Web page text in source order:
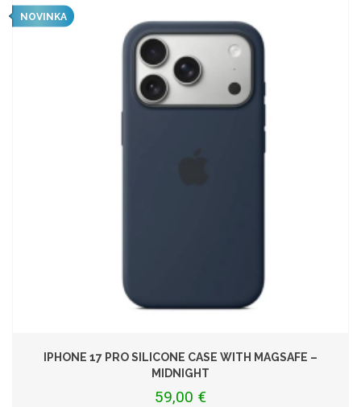
NOVINKA
IPHONE 17 PRO SILICONE CASE WITH MAGSAFE –
MIDNIGHT
59,00 €